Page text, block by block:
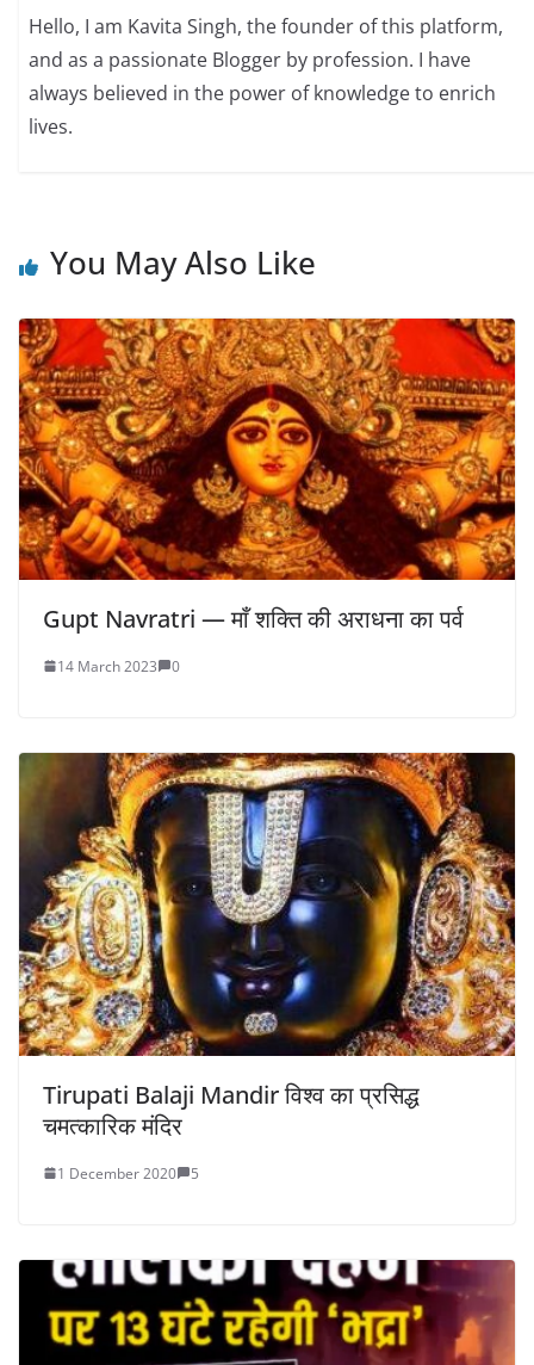
Hello, I am Kavita Singh, the founder of this platform,
and as a passionate Blogger by profession. I have
always believed in the power of knowledge to enrich
lives.
You May Also Like
Gupt Navratri — माँ शक्ति की अराधना का पर्व
14 March 2023 0
Tirupati Balaji Mandir विश्व का प्रसिद्ध
चमत्कारिक मंदिर
1 December 2020 5